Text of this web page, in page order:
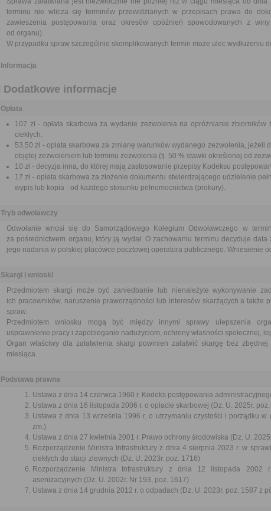
terminu nie wlicza się terminów przewidzianych w przepisach prawa do
zawieszenia postępowania oraz okresów opóźnień spowodowanych z
od organu).
W przypadku spraw szczególnie skomplikowanych termin może ulec wydłużeniu
Informacja
Dodatkowe informacje
Opłata
107 zł - opłata skarbowa za wydanie zezwolenia na opróżnianie zbiorników
ciekłych.
53,50 zł - opłata skarbowa za zmianę warunków wydanego zezwolenia, jeżeli
objętej zezwoleniem lub terminu zezwolenia (tj. 50 % stawki określonej od
10 zł - decyzja inna, do której mają zastosowanie przepisy Kodeksu
17 zł - opłata skarbowa za złożenie dokumentu stwierdzającego udzielenie
wypis lub kopia - od każdego stosunku pełnomocnictwa (prokury).
Tryb odwoławczy
Odwołanie wnosi się do Samorządowego Kolegium Odwoławczego w
za pośrednictwem organu, który ją wydał. O zachowaniu terminu decyduje data
jego nadania w polskiej placówce pocztowej operatora publicznego. Wniesienie
Skargi i wnioski
Przedmiotem skargi może być zaniedbanie lub nienależyte wykonywanie
ich pracowników, naruszenie praworządności lub interesów skarżących a także
spraw.
Przedmiotem wniosku mogą być między innymi sprawy ulepszenia
usprawnienie pracy i zapobieganie nadużyciom, ochrony własności społecznej,
Organ właściwy dla załatwienia skargi powinien załatwić skargę bez
miesiąca.
Podstawa prawna
Ustawa z dnia 14 czerwca 1960 r. Kodeks postępowania
Ustawa z dnia 16 listopada 2006 r. o opłacie skarbowej (Dz. U. 2025r.
Ustawa z dnia 13 września 1996 r. o utrzymaniu czystości i porządku
zm.)
Ustawa z dnia 27 kwietnia 2001 r. Prawo ochrony środowiska (Dz. U.
Rozporządzenie Ministra Infrastruktury z dnia 4 sierpnia 2023 r. w
ciekłych do stacji zlewnych (Dz. U. 2023r. poz. 1716)
Rozporządzenie Ministra Infrastruktury z dnia 12 listopada
asenizacyjnych (Dz. U. 2002r. Nr 193, poz. 1617)
Ustawa z dnia 14 grudnia 2012 r. o odpadach (Dz. U. 2023r. poz. 1587 z